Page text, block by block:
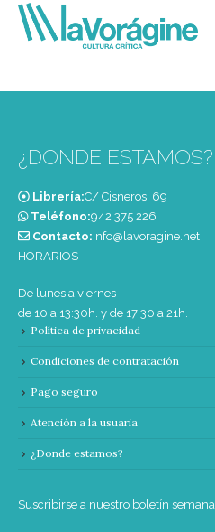
¿DONDE ESTAMOS?
Librería:C/ Cisneros, 69
Teléfono:‭942 375 226‬
Contacto:info@lavoragine.net
HORARIOS
De lunes a viernes
de 10 a 13:30h. y de 17:30 a 21h.
Política de privacidad
Condiciones de contratación
Pago seguro
Atención a la usuaria
¿Donde estamos?
Suscribirse a nuestro boletín semanal